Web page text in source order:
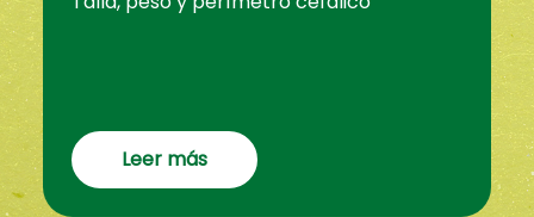
Leer más